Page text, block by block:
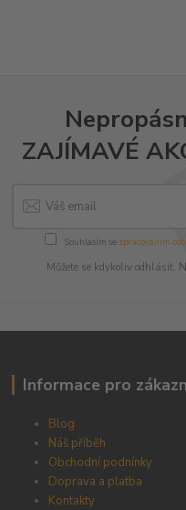
ZAJÍMAVÉ
Souhlasím se zpracováním
Můžete se kdykoliv odhlásit.
Informace pro
Blog
Náš příběh
Obchodní podnínky
Doprava a platba
Kontakty